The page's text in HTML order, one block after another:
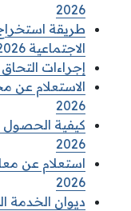
2026
طريقة
الاجتماعية 2026
إجراءات التحاق
الاستعلام عن
2026
كيفية الحصول
2026
استعلام عن
2026
ديوان الخدمة